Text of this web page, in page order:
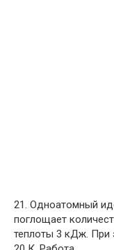
21. Одноатомный
поглощает
теплоты 3 кДж. При